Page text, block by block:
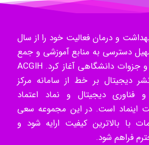
Hossein Znd
k.aryan
ilhan200
و درمان فعالیت خود را از سال
تسهیل دسترسی به منابع آموزشی و جمع
آوری کلیه مقالات و جزوات دانشگاهی آغاز کرد. ACGIH
دیجیتال بر خط از سامانه مرکز
فناوری دیجیتال و نماد اعتماد
اینماد است. در این مجموعه سعی
با بالاترین کیفیت ارایه شود و
فراهم شود.